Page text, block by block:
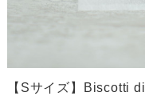
【Sサイズ】Biscotti